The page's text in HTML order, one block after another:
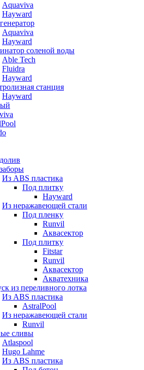
Aquaviva
Hayward
Aquaviva
Hayward
соленой воды
Able Tech
Fluidra
Hayward
станция
Hayward
Из ABS пластика
Под плитку
Hayward
Из неражавеющей стали
Под пленку
Runvil
Аквасектор
Под плитку
Fitstar
Runvil
Аквасектор
Акватехника
из переливного лотка
Из ABS пластика
AstralPool
Из неражавеющей стали
Runvil
сливы
Atlaspool
Hugo Lahme
Из ABS пластика